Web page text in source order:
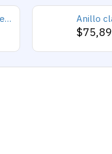
925 de plata esterlina Simple personalidad Natural de ágata loco de piedra de los hombres y las mujeres anillos de tendencia Retro turco de los hombres anillos de boda